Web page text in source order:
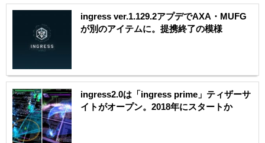
ingress ver.1.129.2アプデでAXA・MUFG
が別のアイテムに。提携終了の模様
ingress2.0は「ingress prime」ティザーサ
イトがオープン。2018年にスタートか